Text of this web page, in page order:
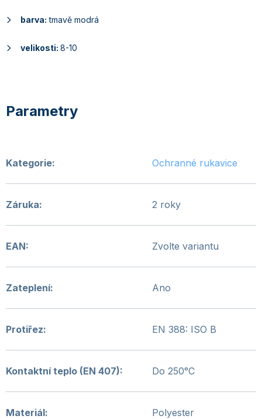
barva: tmavě modrá
velikosti: 8-10
Kategorie: Ochranné rukavice
Záruka: 2 roky
EAN: Zvolte variantu
Zateplení: Ano
Protiřez: EN 388: ISO B
Kontaktní teplo (EN 407): Do 250°C
Materiál: Polyester